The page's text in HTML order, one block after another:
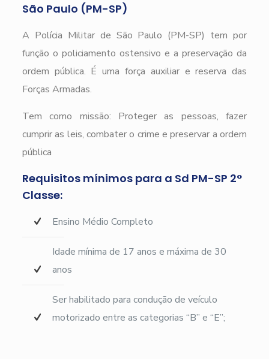
São Paulo (PM-SP)
A Polícia Militar de São Paulo (PM-SP) tem por
função o policiamento ostensivo e a preservação da
ordem pública. É uma força auxiliar e reserva das
Forças Armadas.
Tem como missão: Proteger as pessoas, fazer
cumprir as leis, combater o crime e preservar a ordem
pública
Requisitos mínimos para a Sd PM-SP 2°
Classe:
Ensino Médio Completo
Idade mínima de 17 anos e máxima de 30
anos
Ser habilitado para condução de veículo
motorizado entre as categorias “B” e “E”;